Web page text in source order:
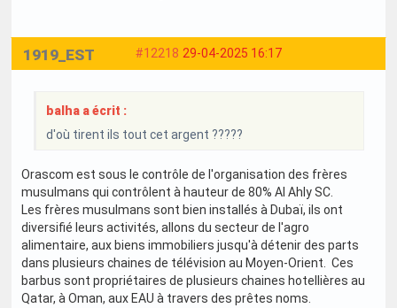
#12218 29-04-2025 16:17
1919_EST
balha a écrit :
d'où tirent ils tout cet argent ?????
Orascom est sous le contrôle de l'organisation des frères
musulmans qui contrôlent à hauteur de 80% Al Ahly SC.
Les frères musulmans sont bien installés à Dubaï, ils ont
diversifié leurs activités, allons du secteur de l'agro
alimentaire, aux biens immobiliers jusqu'à détenir des parts
dans plusieurs chaines de télévision au Moyen-Orient. Ces
barbus sont propriétaires de plusieurs chaines hotellières au
Qatar, à Oman, aux EAU à travers des prêtes noms.